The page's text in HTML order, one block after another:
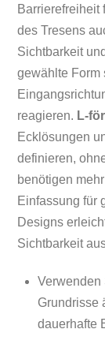
Barrierefreiheit
des Tresens
Sichtbarkeit
gewählte Form
reagieren. L-
Ecklösungen
definieren,
benötigen
Einfassung für
Designs
Sichtbarkeit
Verwenden
Grundrisse
dauerhafte